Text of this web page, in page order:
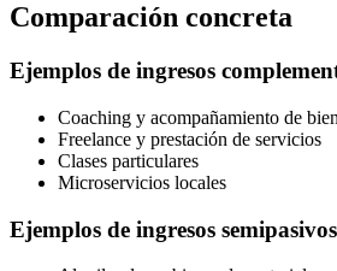
Comparación concreta
Ejemplos de ingresos
Coaching y acompañamiento de
Freelance y prestación de servicios
Clases particulares
Microservicios locales
Ejemplos de ingresos semipasivos